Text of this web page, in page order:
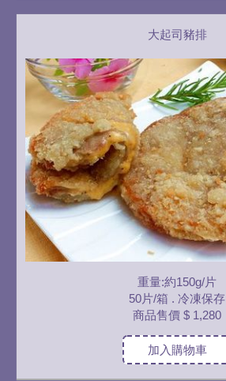
大起司豬排
重量:約150g/片
50片/箱 . 冷凍保存
商品售價 $ 1,280
加入購物車